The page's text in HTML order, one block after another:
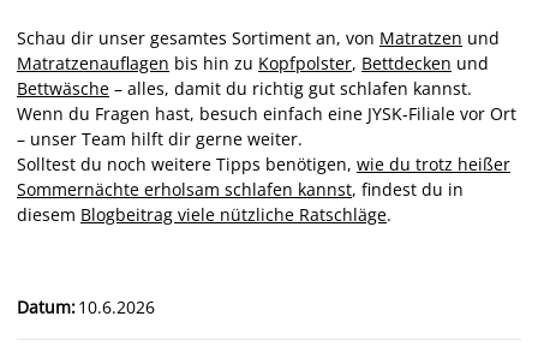
Schau dir unser gesamtes Sortiment an, von Matratzen und
Matratzenauflagen bis hin zu Kopfpolster, Bettdecken und
Bettwäsche – alles, damit du richtig gut schlafen kannst.
Wenn du Fragen hast, besuch einfach eine JYSK-Filiale vor Ort
– unser Team hilft dir gerne weiter.
Solltest du noch weitere Tipps benötigen, wie du trotz heißer
Sommernächte erholsam schlafen kannst, findest du in
diesem Blogbeitrag viele nützliche Ratschläge.
Datum:10.6.2026